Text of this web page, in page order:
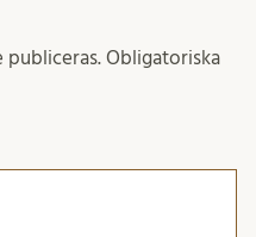
publiceras. Obligatoriska